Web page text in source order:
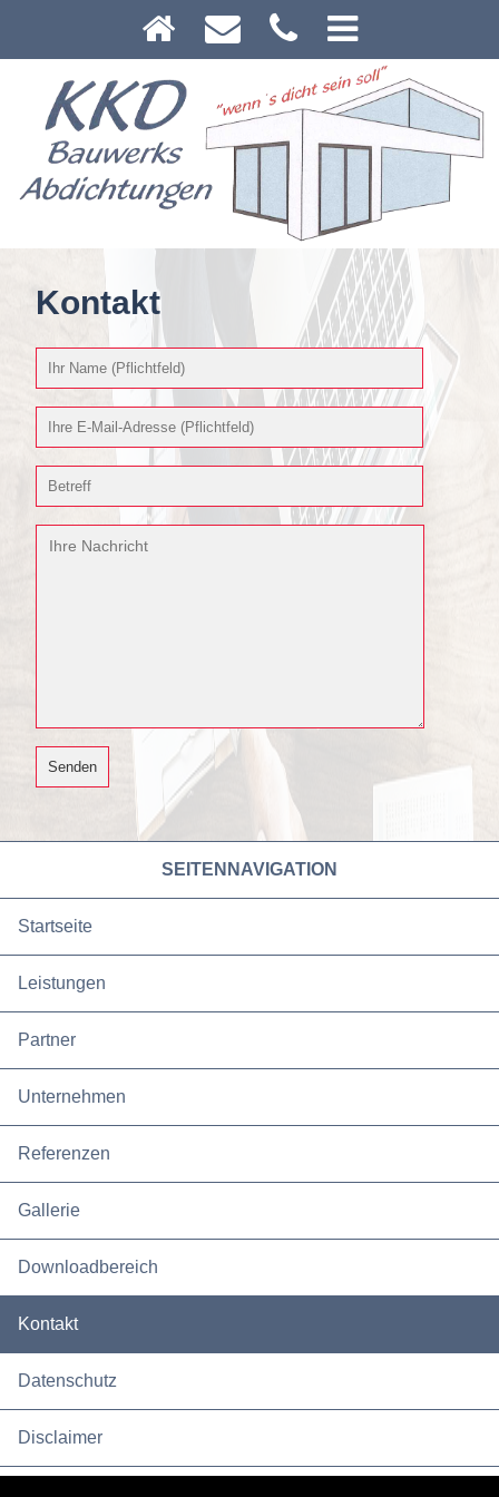
Kontakt
SEITENNAVIGATION
Startseite
Leistungen
Partner
Unternehmen
Referenzen
Gallerie
Downloadbereich
Kontakt
Datenschutz
Disclaimer